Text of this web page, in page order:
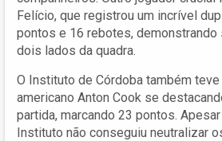
Felício, que registrou um incrível
pontos e 16 rebotes, demonstrando
dois lados da quadra.
O Instituto de Córdoba também
americano Anton Cook se
partida, marcando 23 pontos.
Instituto não conseguiu neutralizar